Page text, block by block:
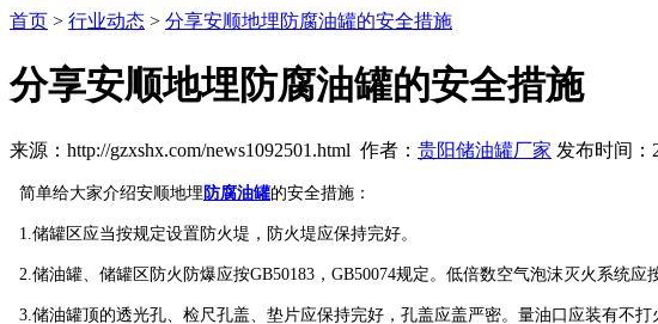
首页 > 行业动态 > 分享安顺地埋防腐油罐的安全措施
分享安顺地埋防腐油罐的安全措施
来源：http://gzxshx.com/news1092501.html 作者： 贵阳储油罐厂家 发布时间：
简单给大家介绍安顺地埋 防腐油罐的安全措施：
1.储罐区应当按规定设置防火堤，防火堤应保持完好。
2.储油罐、储罐区防火防爆应按GB50183，GB50074规定。低倍数空气泡沫灭火系统应
3.储油罐顶的透光孔、检尺孔盖、垫片应保持完好，孔盖应盖严密。量油口应装有不打